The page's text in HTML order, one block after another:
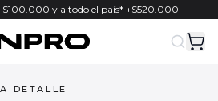
y a todo el país* +$520.000
DETALLE